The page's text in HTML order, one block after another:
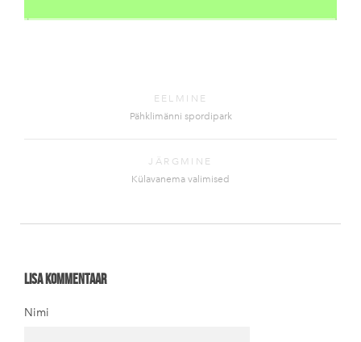
EELMINE
Pähklimänni spordipark
JÄRGMINE
Külavanema valimised
Lisa kommentaar
Nimi